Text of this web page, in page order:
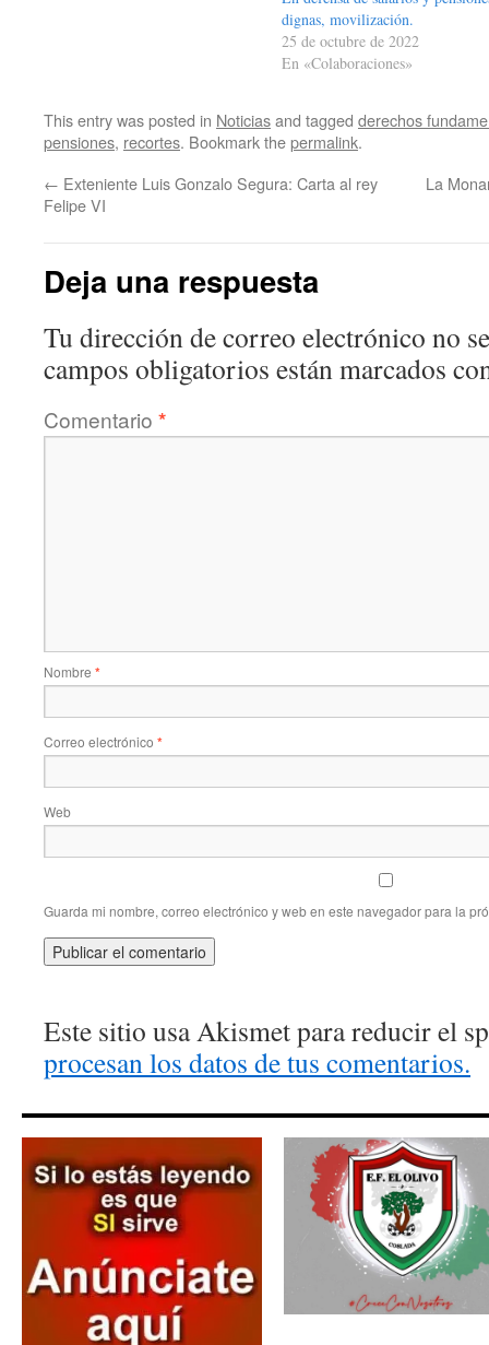
dignas, movilización.
25 de octubre de 2022
En «Colaboraciones»
This entry was posted in Noticiasand tagged derechos
pensiones, recortes. Bookmark thepermalink.
← Exteniente Luis Gonzalo Segura: Carta al rey
Felipe VI
La
Deja una respuesta
Tu dirección de correo electrónico no
campos obligatorios están marcados
Comentario *
Nombre *
Correo electrónico *
Web
Guarda mi nombre, correo electrónico y web en este navegador para la
Este sitio usa Akismet para reducir el
procesan los datos de tus comentarios.